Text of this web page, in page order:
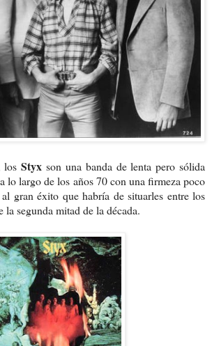
losStyxson una banda de lenta pero sólida
lo largo de los años 70 con una firmeza poco
gran éxito que habría de situarles entre los
la segunda mitad de la década.